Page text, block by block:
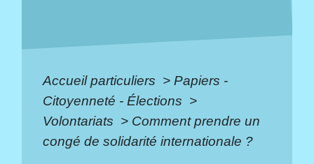
Accueil particuliers > Papiers -
Citoyenneté - Élections >
Volontariats > Comment prendre un
congé de solidarité internationale ?